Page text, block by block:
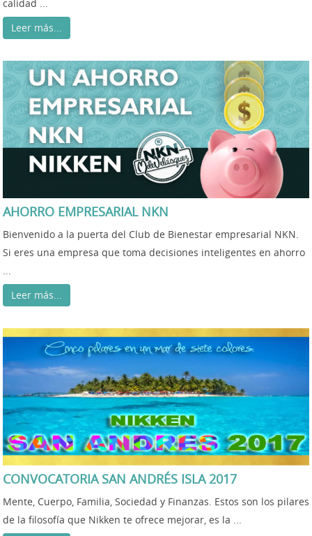
calidad ...
Leer más...
AHORRO EMPRESARIAL NKN
Bienvenido a la puerta del Club de Bienestar empresarial NKN.
Si eres una empresa que toma decisiones inteligentes en ahorro
...
Leer más...
CONVOCATORIA SAN ANDRÉS ISLA 2017
Mente, Cuerpo, Familia, Sociedad y Finanzas. Estos son los pilares
de la filosofía que Nikken te ofrece mejorar, es la ...